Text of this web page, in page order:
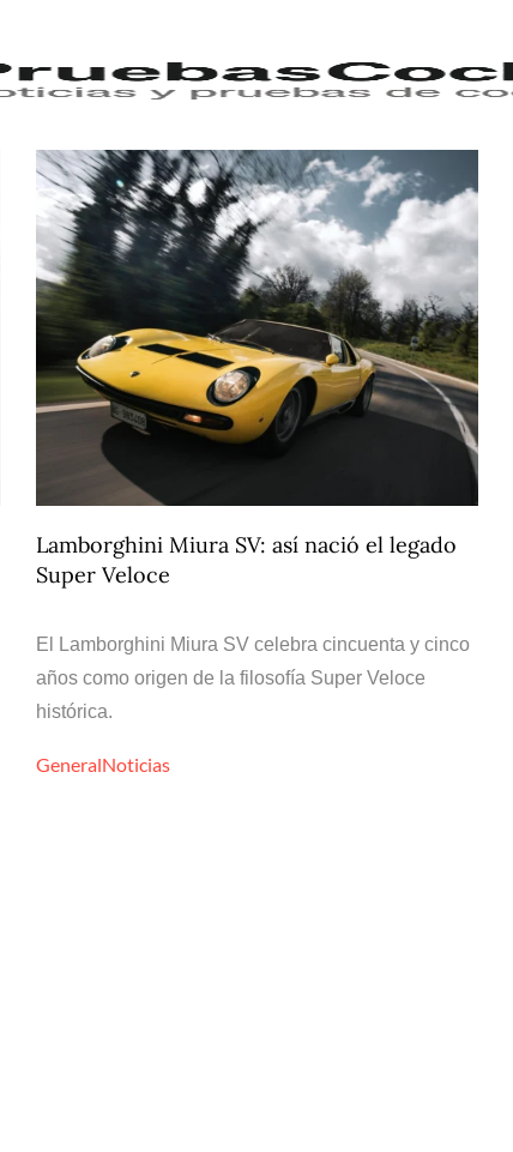
Lamborghini Miura SV: así nació el legado
Super Veloce
El Lamborghini Miura SV celebra cincuenta y cinco
años como origen de la filosofía Super Veloce
histórica.
GeneralNoticias